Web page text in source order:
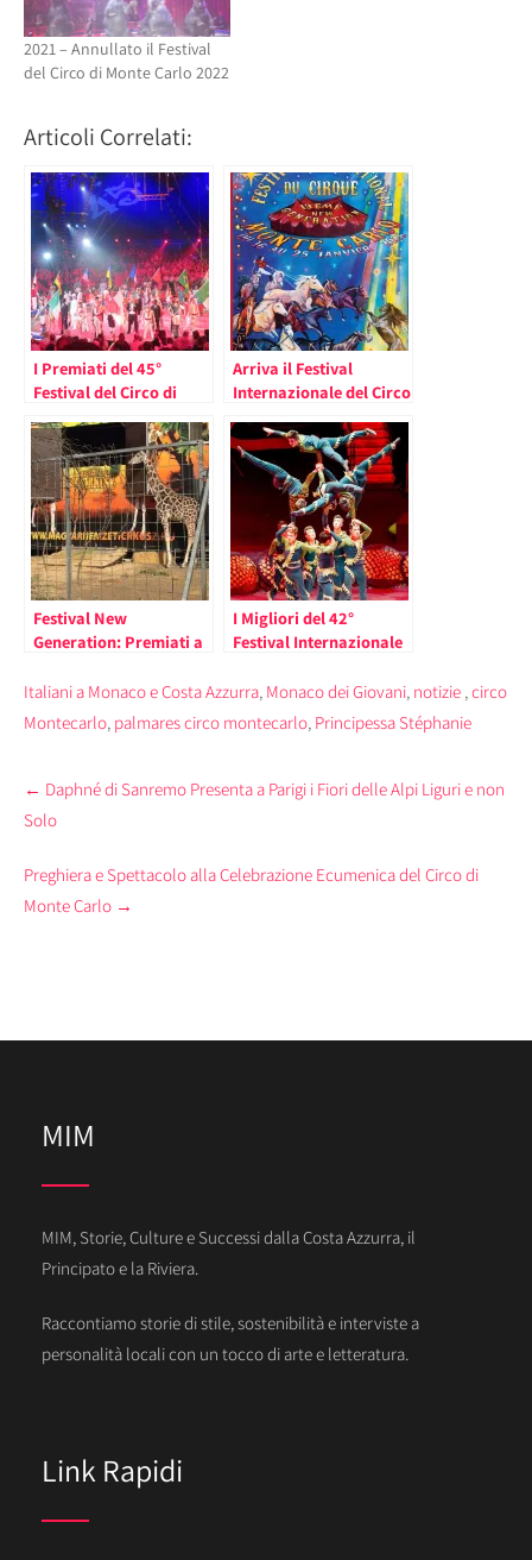
2021 – Annullato il Festival
del Circo di Monte Carlo 2022
Articoli Correlati:
I Premiati del 45°
Festival del Circo di
Festival New
Generation
Arriva il Festival
Internazionale del Circo
Festival New
Generation: Premiati a
Talenti del Circo
I Migliori del 42°
Festival Internazionale
Italiani a Monaco e Costa Azzurra, Monaco dei Giovani, notizie ,circo
Montecarlo, palmares circo montecarlo, Principessa Stéphanie
Post
navigation
← Daphné di Sanremo Presenta a Parigi i Fiori delle Alpi Liguri e non
Solo
Preghiera e Spettacolo alla Celebrazione Ecumenica del Circo di
Monte Carlo →
MIM
MIM, Storie, Culture e Successi dalla Costa Azzurra, il
Principato e la Riviera.
Raccontiamo storie di stile, sostenibilità e interviste a
personalità locali con un tocco di arte e letteratura.
Link Rapidi